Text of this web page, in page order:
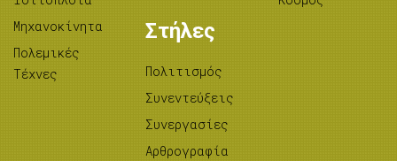
Μηχανοκίνητα
Πολεμικές
Τέχνες
Στήλες
Πολιτισμός
Συνεντεύξεις
Συνεργασίες
Αρθρογραφία